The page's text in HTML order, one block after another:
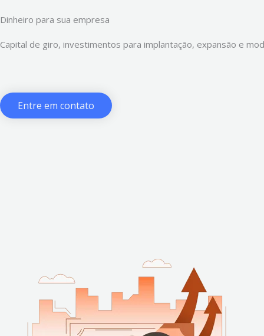
Dinheiro para sua empresa
Capital de giro, investimentos para implantação, expansão e
Entre em contato